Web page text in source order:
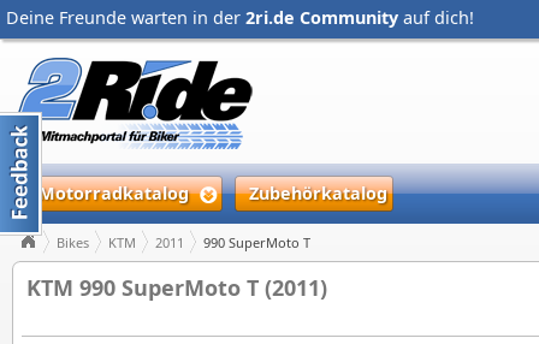
Deine Freunde warten in der 2ri.de Community auf dich!
Motorradkatalog Zubehörkatalog
Bikes KTM 2011 990 SuperMoto T
KTM 990 SuperMoto T (2011)